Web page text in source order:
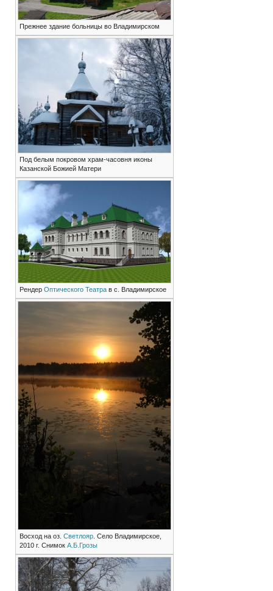
Прежнее здание больницы во Владимирском
Под белым покровом храм-часовня иконы
Казанской Божией Матери
Рендер Оптического Театрав с. Владимирское
Восход на оз. Светлояр. Село Владимирское,
2010 г. Снимок А.Б.Грозы